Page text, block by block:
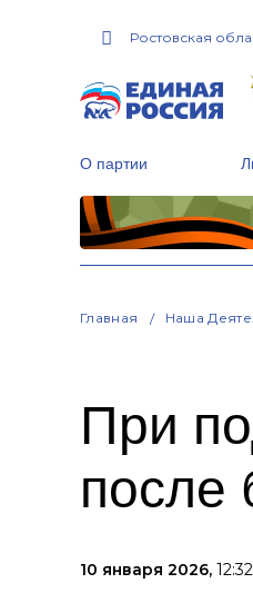
Ростовская
О партии
Главная Наша
При
после
10 января 2026, 12:32